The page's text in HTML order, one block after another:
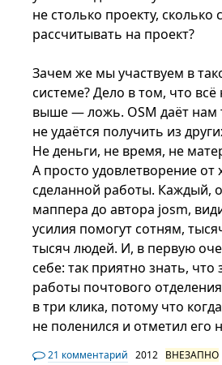
не столько проекту, сколько
рассчитывать на проект?
Зачем же мы участвуем в
системе? Дело в том, что
выше — ложь. OSM даёт нам
не удаётся получить из
Не деньги, не время, не
А просто удовлетворение
сделанной работы. Каждый,
маппера до автора josm,
усилия помогут сотням,
тысяч людей. И, в первую
себе: так приятно знать,
работы почтового
в три клика, потому что
не поленился и отметил его
21 комментарий 2012 ВНЕЗАПНО